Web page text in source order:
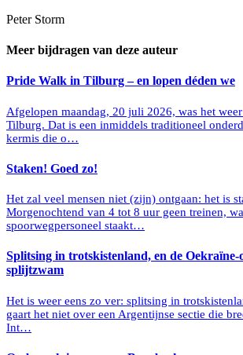
Peter Storm
Meer bijdragen van deze auteur
Pride Walk in Tilburg – en lopen déden we
Afgelopen maandag, 20 juli 2026, was het
Tilburg. Dat is een inmiddels traditioneel
kermis die o…
Staken! Goed zo!
Het zal veel mensen niet (zijn) ontgaan: het is
Morgenochtend van 4 tot 8 uur geen treinen,
spoorwegpersoneel staakt…
Splitsing in trotskistenland, en de Oekraïne-
splijtzwam
Het is weer eens zo ver: splitsing in
gaart het niet over een Argentijnse sectie die
Int…